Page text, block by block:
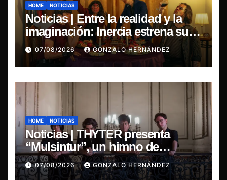
HOME NOTICIAS
Noticias | Entre la realidad y la
imaginación: Inercia estrena su
primer single “Marilina”
07/08/2026 GONZALO HERNÁNDEZ
HOME NOTICIAS
Noticias | THYTER presenta
“Mulsintur”, un himno de
heavy/power metal inspirado en
Tomás Paniri
07/08/2026 GONZALO HERNÁNDEZ